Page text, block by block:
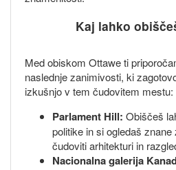
Kaj lahko
Med obiskom Ottawe ti
naslednje zanimivosti, ki
izkušnjo v tem čudovitem mestu:
Parlament Hill: Obiščeš
politike in si ogledaš
čudoviti arhitekturi in
Nacionalna galerija